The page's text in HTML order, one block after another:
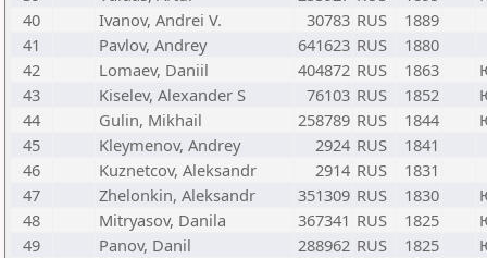
40
Ivanov, Andrei V. 30783 RUS
1889
41
Pavlov, Andrey 641623 RUS
1880
42
Lomaev, Daniil 404872 RUS 1863
43
Kiselev, Alexander S 76103 RUS 1852
44
Gulin, Mikhail 258789 RUS 1844
45
Kleymenov, Andrey 2924 RUS
1841
46
Kuznetcov, Aleksandr 2914 RUS
1831
47
Zhelonkin, Aleksandr 351309 RUS 1830
48
Mitryasov, Danila 367341 RUS 1825
49
Panov, Danil 288962 RUS 1825